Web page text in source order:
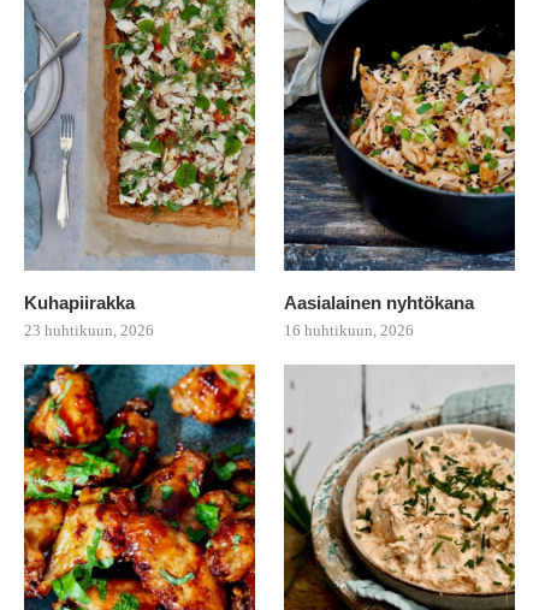
Kuhapiirakka
23 huhtikuun, 2026
Aasialainen nyhtökana
16 huhtikuun, 2026